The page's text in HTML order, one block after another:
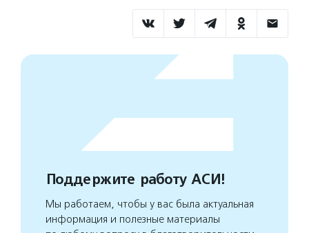
Поддержите работу АСИ!
Мы работаем, чтобы у вас была актуальная
информация и полезные материалы